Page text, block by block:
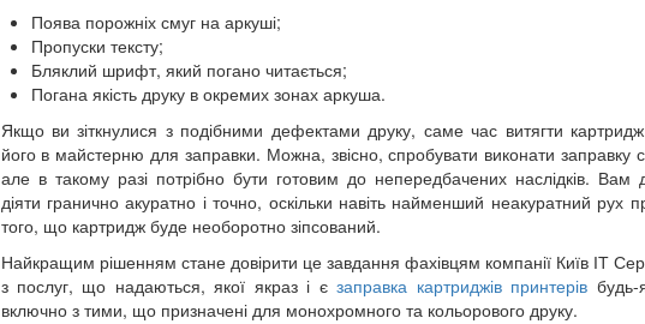
Поява порожніх смуг на аркуші;
Пропуски тексту;
Бляклий шрифт, який погано читається;
Погана якість друку в окремих зонах аркуша.
Якщо ви зіткнулися з подібними дефектами друку, саме час витягти картридж
його в майстерню для заправки. Можна, звісно, спробувати виконати заправку
але в такому разі потрібно бути готовим до непередбачених наслідків. Вам
діяти гранично акуратно і точно, оскільки навіть найменший неакуратний рух
того, що картридж буде необоротно зіпсований.
Найкращим рішенням стане довірити це завдання фахівцям компанії Київ ІТ
з послуг, що надаються, якої якраз і єзаправка картриджів принтерів будь-
включно з тими, що призначені для монохромного та кольорового друку.